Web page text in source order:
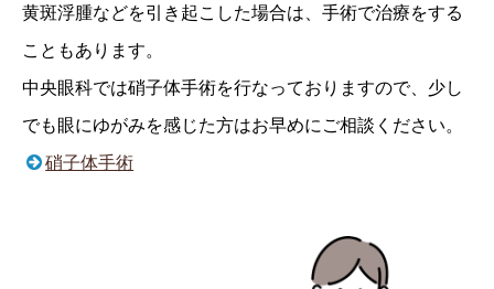
黄斑浮腫などを引き起こした場合は、手術で治療をする
こともあります。
中央眼科では硝子体手術を行なっておりますので、少し
でも眼にゆがみを感じた方はお早めにご相談ください。
硝子体手術